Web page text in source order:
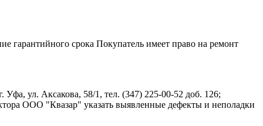
гарантийного срока Покупатель имеет право на ремонт
Уфа, ул. Аксакова, 58/1, тел. (347) 225-00-52 доб. 126;
ООО "Квазар" указать выявленные дефекты и неполадки